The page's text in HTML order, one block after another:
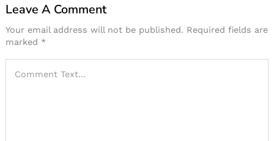
Leave A Comment
Your email address will not be published. Required fields are
marked *